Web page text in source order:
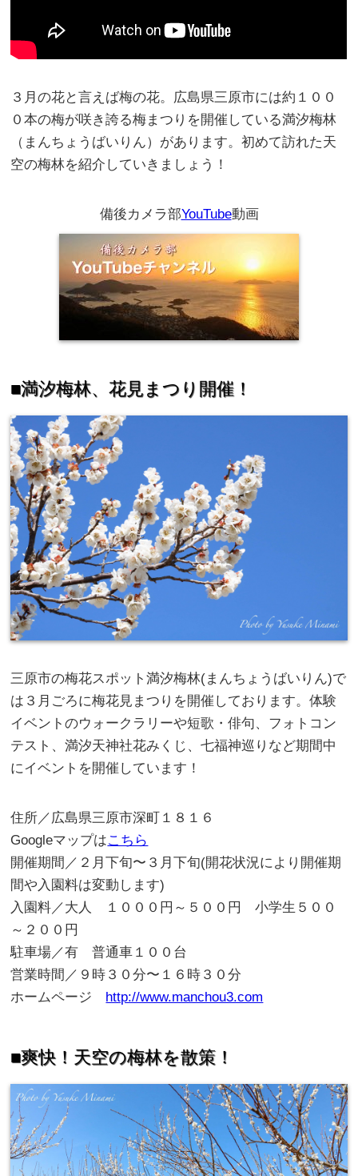
３ 月の花と言えば梅の花。広島県三原市には約１００
０本の梅が咲き誇る梅まつりを開催している満汐梅林
（まんちょうばいりん）があります。初めて訪れた天
空の梅林を紹介していきましょう！
備後カメラ部YouTube動画
■満汐梅林、花見まつり開催！
三原市の梅花スポット満汐梅林(まんちょうばいりん)で
は３月ごろに梅花見まつりを開催しております。体験
イベントのウォークラリーや短歌・俳句、フォトコン
テスト、満汐天神社花みくじ、七福神巡りなど期間中
にイベントを開催しています！
住所／広島県三原市深町 １８１６
Googleマップはこちら
開催期間／ ２ 月下旬〜 ３ 月下旬(開花状況により開催期
間や入園料は変動します)
入園料／大人 １０００ 円～５００円 小学生５ ００
～２００ 円
駐車場／有 普通車 １００ 台
営業時間／ ９ 時 ３０分〜 １６ 時 ３０分
ホームページ http://www.manchou3.com
■爽快！ 天空の梅林を散策！